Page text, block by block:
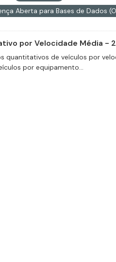
Aberta para Bases de Dados
por Velocidade Média -
quantitativos de veículos por
por equipamento...